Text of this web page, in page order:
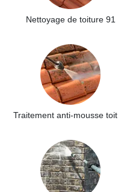
Nettoyage de toiture 91